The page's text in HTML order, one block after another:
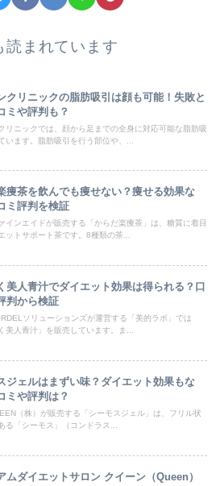
読まれています
クリニックの脂肪吸引は顔も可能！失敗と
ミや評判も？
リニックでは、顔から足までの全身に対応可能な脂肪吸
います。脂肪吸引を行う部位や、...
痩茶を飲んでも痩せない？痩せる効果な
ミ評判を検証
インエイドが販売する「からだ楽痩茶」は、糖質に着目
ットサポート茶です。8種類の茶...
美人青汁でダイエット効果は得られる？口
判から検証
ソリューションズが運営する「美的ラボ」では
美人青汁」を販売しています。ま...
ジェルはまずい味？ダイエット効果もな
ミや評判は？
（株）が販売する「シーモスジェル」は、フリル状
る「シーモス」（コンドラス...
ムダイエットサロン クイーン（Queen）